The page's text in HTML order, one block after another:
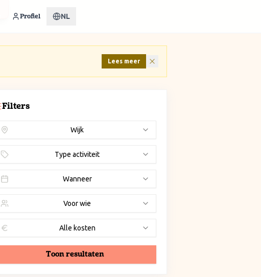
Profiel NL
Lees meer
Filters
Wijk
Type activiteit
Wanneer
Voor wie
Alle kosten
Toon resultaten